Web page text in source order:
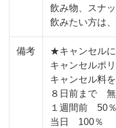
飲み物、スナ
飲みたい方は
備考
★キャンセル
キャンセルポ
キャンセル料
８日前まで
１週間前 50
当日 100％